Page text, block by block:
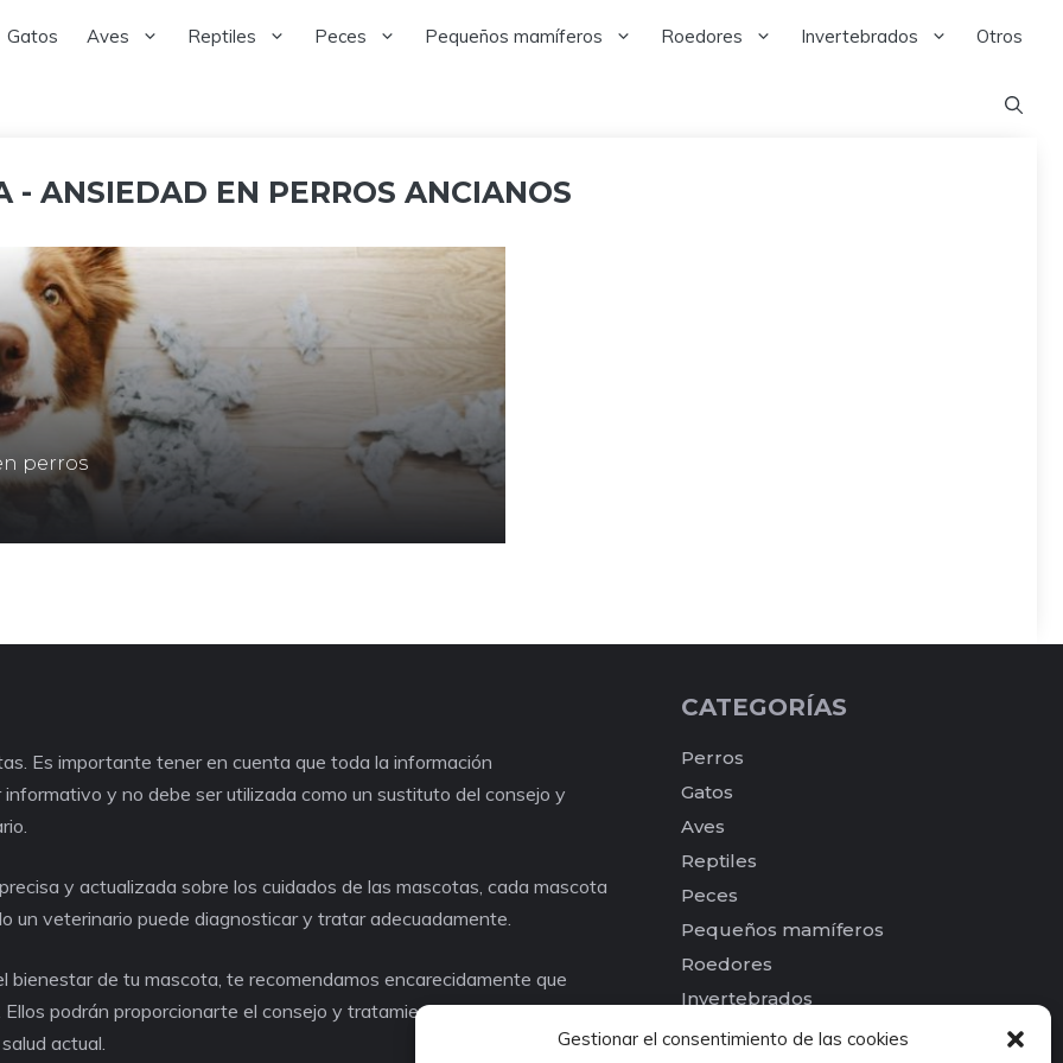
Gestionar el consentimiento de las cookies
Gatos Aves Reptiles Peces Pequeños mamíferos Roedores Invertebrados Otros
- ANSIEDAD EN PERROS ANCIANOS
perros
Es importante tener en cuenta que toda la información
y no debe ser utilizada como un sustituto del consejo y
y actualizada sobre los cuidados de las mascotas, cada mascota
un veterinario puede diagnosticar y tratar adecuadamente.
bienestar de tu mascota, te recomendamos encarecidamente que
podrán proporcionarte el consejo y tratamiento adecuados para tu
actual.
CATEGORÍAS
Perros
Gatos
Aves
Reptiles
Peces
Pequeños mamíferos
Roedores
Invertebrados
Otros